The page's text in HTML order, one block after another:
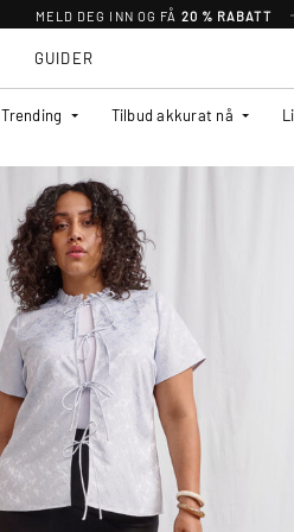
MELD DEG INN OG FÅ 20 % RABATT
Trending Tilbud akkurat nå
GUIDER